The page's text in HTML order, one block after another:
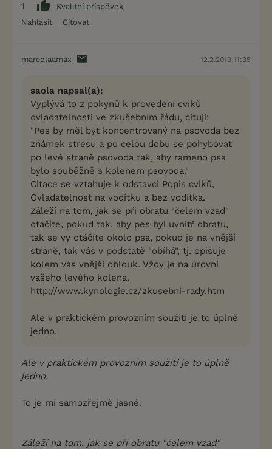
1
Kvalitní příspěvek
Nahlásit
Citovat
marcelaamax 12.2.2019 11:35
saola napsal(a):
Vyplývá to z pokynů k provedení cviků
ovladatelnosti ve zkušebním řádu, cituji:
"Pes by měl být koncentrovaný na psovoda bez
známek stresu a po celou dobu se pohybovat
po levé straně psovoda tak, aby rameno psa
bylo souběžně s kolenem psovoda."
Citace se vztahuje k odstavci Popis cviků,
Ovladatelnost na vodítku a bez vodítka.
Záleží na tom, jak se při obratu "čelem vzad"
otáčíte, pokud tak, aby pes byl uvnitř obratu,
tak se vy otáčíte okolo psa, pokud je na vnější
straně, tak vás v podstatě "obíhá", tj. opisuje
kolem vás vnější oblouk. Vždy je na úrovni
vašeho levého kolena.
http://www.kynologie.cz/zkusebni-rady.htm
Ale v praktickém provozním soužití je to úplně
jedno.
Ale v praktickém provozním soužití je to úplně
jedno.
To je mi samozřejmě jasné.
Záleží na tom, jak se při obratu "čelem vzad"